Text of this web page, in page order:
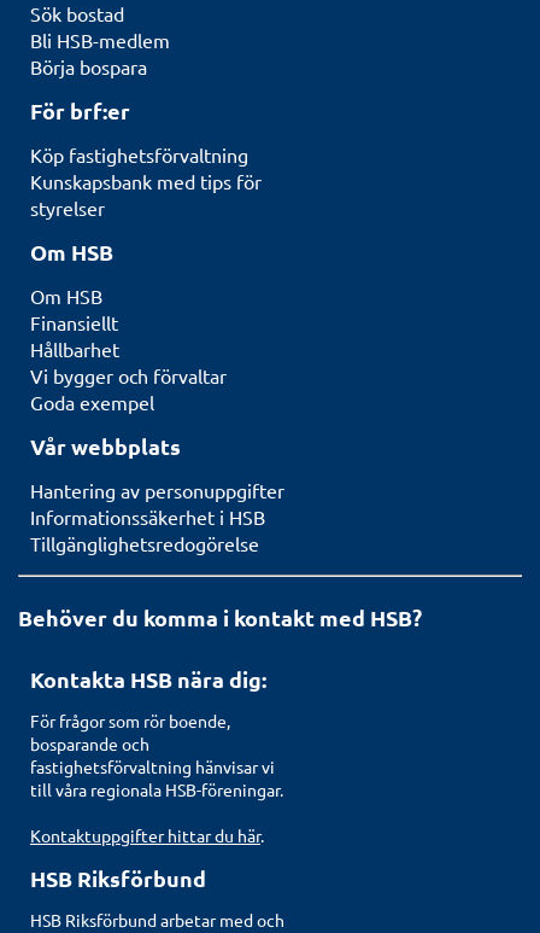
Sök bostad
Bli HSB-medlem
Börja bospara
För brf:er
Köp fastighetsförvaltning
Kunskapsbank med tips för
styrelser
Om HSB
Om HSB
Finansiellt
Hållbarhet
Vi bygger och förvaltar
Goda exempel
Vår webbplats
Hantering av personuppgifter
Informationssäkerhet i HSB
Tillgänglighetsredogörelse
Behöver du komma i kontakt med HSB?
Kontakta HSB nära dig:
För frågor som rör boende,
bosparande och
fastighetsförvaltning hänvisar vi
till våra regionala HSB-föreningar.
Kontaktuppgifter hittar du här.
HSB Riksförbund
HSB Riksförbund arbetar med och